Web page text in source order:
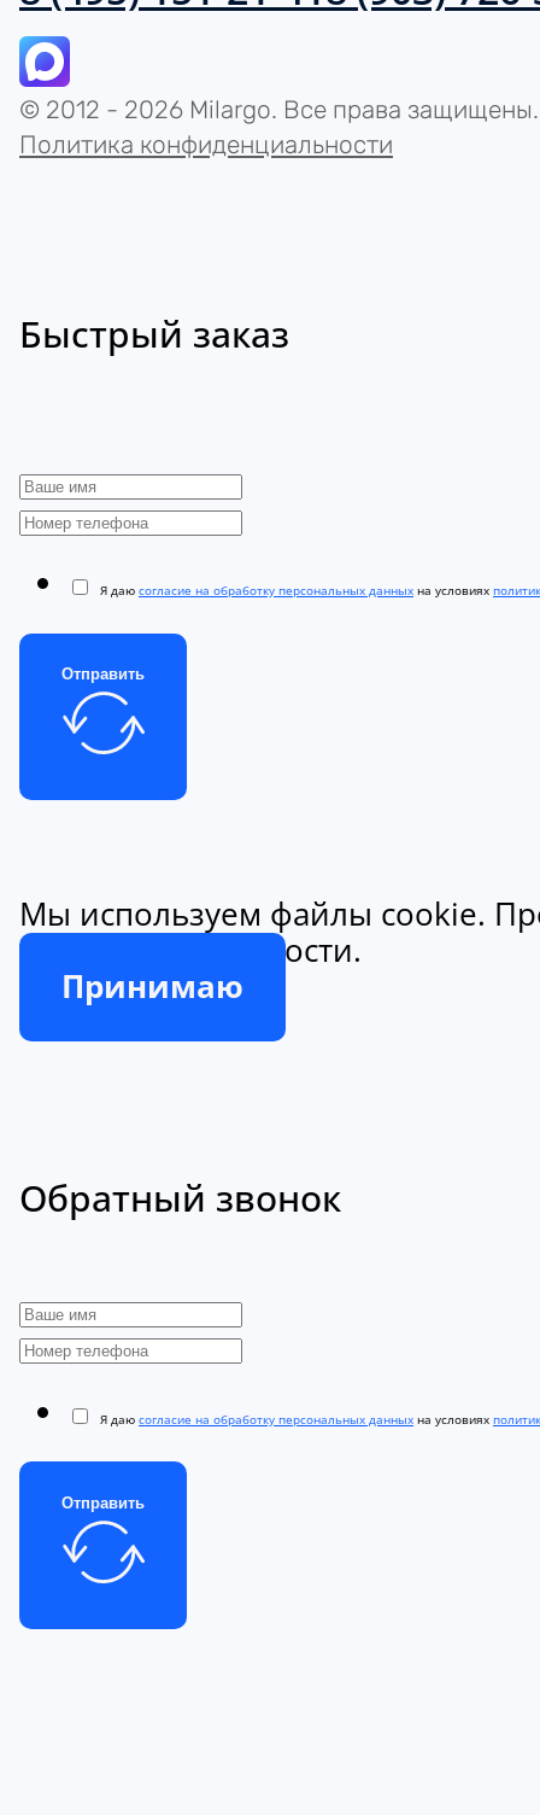
© 2012 - 2026 Milargo. Все права защищены.
Политика конфиденциальности
Быстрый заказ
Я даю согласие на обработку персональных данных на условиях
Отправить
Мы используем файлы cookie.
конфиденциальности.
Принимаю
Обратный звонок
Я даю согласие на обработку персональных данных на условиях
Отправить